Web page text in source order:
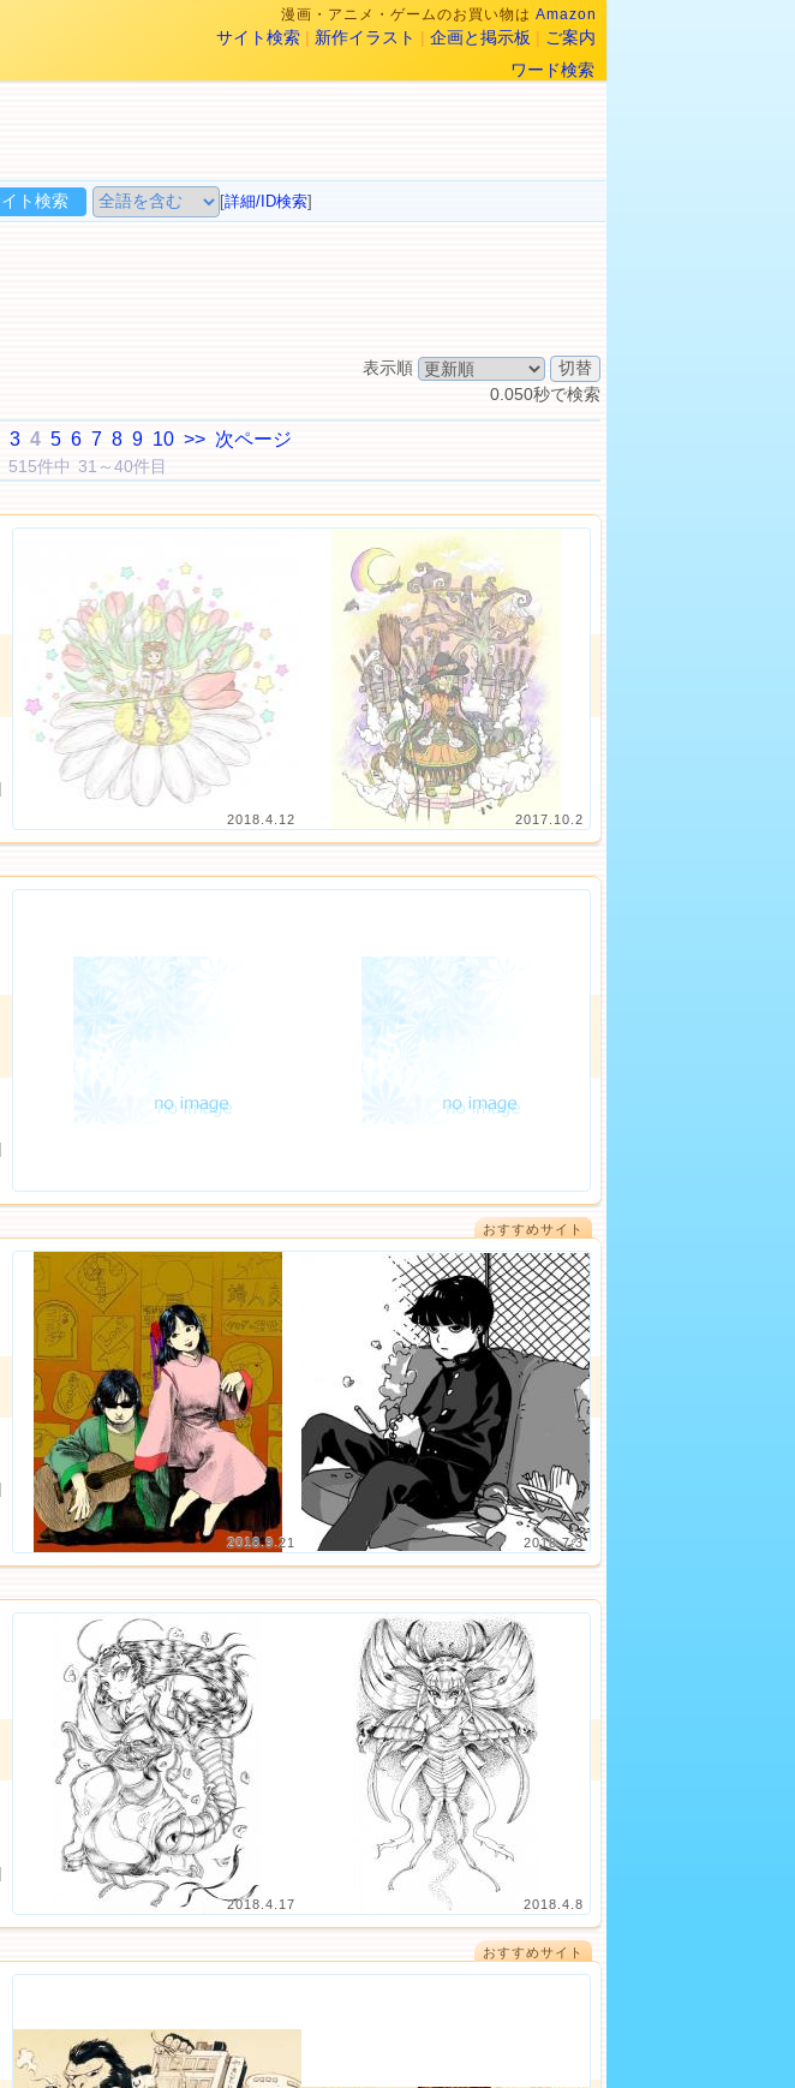
漫画・アニメ・ゲームのお買い物は Amazon
サイト検索 | 新作イラスト | 企画と掲示板 | ご案内
ワード検索
[詳細/ID検索]
表示順
0.050秒で検索
3 4 5 6 7 8 9 10 >> 次ページ
515件中 31～40件目
2018.4.12 2017.10.2
おすすめサイト
2018.9.21 2018.7.3
2018.4.17 2018.4.8
おすすめサイト